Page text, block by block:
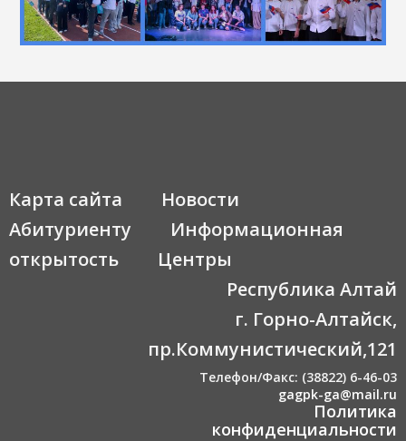
Карта сайта
Новости
Абитуриенту
Информационная
открытость
Центры
Республика Алтай
г. Горно-Алтайск,
пр.Коммунистический,121
Телефон/Факс: (38822) 6-46-03
gagpk-ga@mail.ru
Политика
конфиденциальности